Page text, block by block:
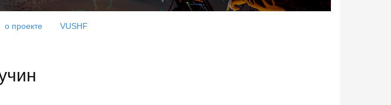
о проекте VUSHF